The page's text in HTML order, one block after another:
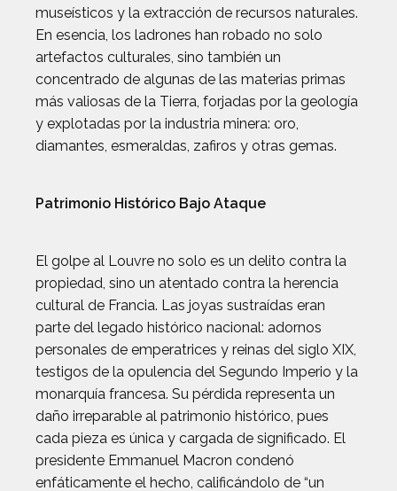
museísticos y la extracción de recursos naturales.
En esencia, los ladrones han robado no solo
artefactos culturales, sino también un
concentrado de algunas de las materias primas
más valiosas de la Tierra, forjadas por la geología
y explotadas por la industria minera: oro,
diamantes, esmeraldas, zafiros y otras gemas.
Patrimonio Histórico Bajo Ataque
El golpe al Louvre no solo es un delito contra la
propiedad, sino un atentado contra la herencia
cultural de Francia. Las joyas sustraídas eran
parte del legado histórico nacional: adornos
personales de emperatrices y reinas del siglo XIX,
testigos de la opulencia del Segundo Imperio y la
monarquía francesa. Su pérdida representa un
daño irreparable al patrimonio histórico, pues
cada pieza es única y cargada de significado. El
presidente Emmanuel Macron condenó
enfáticamente el hecho, calificándolo de “un